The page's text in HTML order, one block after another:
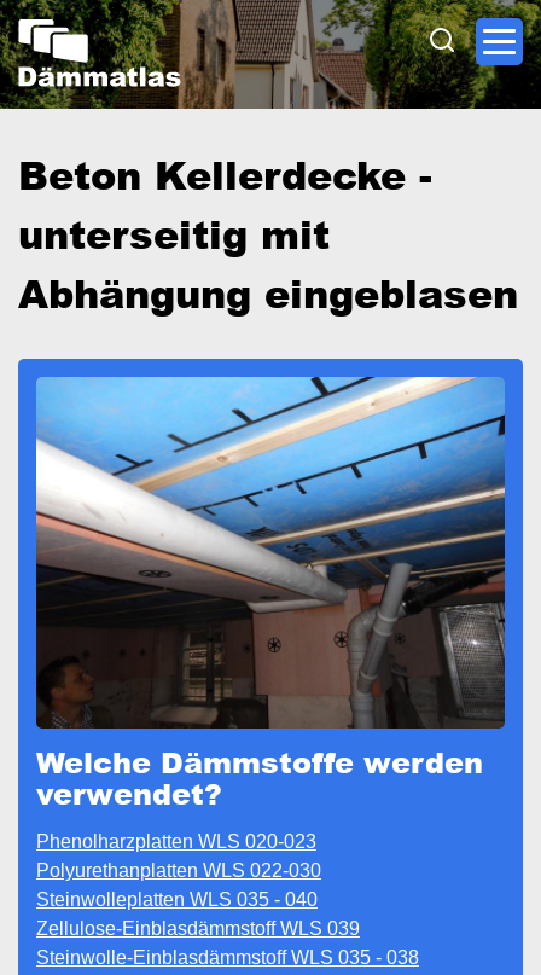
Direkt
zum
Inhalt
Beton Kellerdecke -
unterseitig mit
Abhängung eingeblasen
Welche Dämmstoffe werden
verwendet?
Phenolharzplatten WLS 020-023
Polyurethanplatten WLS 022-030
Steinwolleplatten WLS 035 - 040
Zellulose-Einblasdämmstoff WLS 039
Steinwolle-Einblasdämmstoff WLS 035 - 038